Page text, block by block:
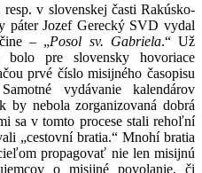
v slovenskej časti Rakúsko-
páter Jozef Gerecký SVD vydal
– „Posol sv. Gabriela.“ Už
pre slovensky hovoriace
prvé číslo misijného časopisu
vydávanie kalendárov
by nebola zorganizovaná dobrá
sa v tomto procese stali rehoľní
„cestovní bratia.“ Mnohí bratia
propagovať nie len misijnú
o misijné povolanie, či